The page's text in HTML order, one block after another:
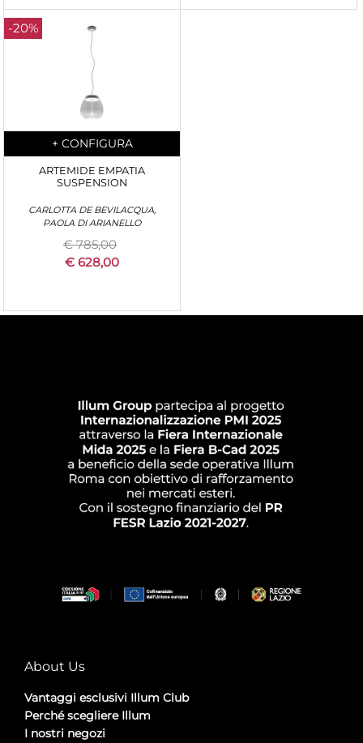
-20%
Quantità
+ CONFIGURA
ARTEMIDE EMPATIA
SUSPENSION
CARLOTTA DE BEVILACQUA,
PAOLA DI ARIANELLO
€ 785,00
€ 628,00
About Us
Vantaggi esclusivi Illum Club
Perché scegliere Illum
I nostri negozi